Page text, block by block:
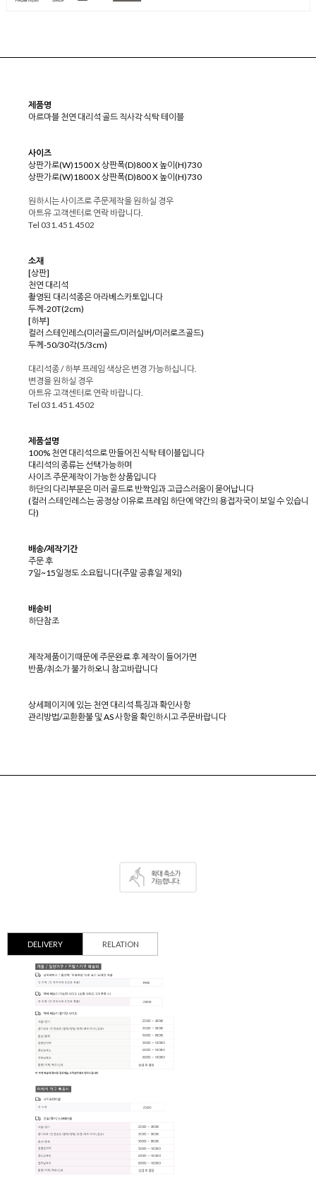
제품명
아르마블 천연 대리석 골드 직사각 식탁 테이블
사이즈
상판가로(W)1500 X 상판폭(D)800 X 높이(H)730
상판가로(W)1800 X 상판폭(D)800 X 높이(H)730
원하시는 사이즈로 주문제작을 원하실 경우
아트유 고객센터로 연락 바랍니다.
Tel 031.451.4502
소재
[상판]
천연 대리석
촬영된 대리석종은 아라베스카토입니다
두께-20T(2cm)
[하부]
컬러 스테인레스(미러골드/미러실버/미러로즈골드)
두께-50/30각(5/3cm)
대리석종 / 하부 프레임 색상은 변경 가능하십니다.
변경을 원하실 경우
아트유 고객센터로 연락 바랍니다.
Tel 031.451.4502
제품설명
100% 천연 대리석으로 만들어진 식탁 테이블입니다
대리석의 종류는 선택가능하며
사이즈 주문제작이 가능한 상품입니다
하단의 다리부분은 미러 골드로 반짝임과 고급스러움이 묻어납니다
(컬러 스테인레스는 공정상 이유로 프레임 하단에 약간의 용접자국이 보일 수 있습니
다)
배송/제작기간
주문 후
7일~15일정도 소요됩니다(주말 공휴일 제외)
배송비
하단참조
제작제품이기때문에 주문완료 후 제작이 들어가면
반품/취소가 불가하오니 참고바랍니다
상세페이지에 있는 천연 대리석 특징과 확인사항
관리방법/교환환불 및 AS 사항을 확인하시고 주문바랍니다
DELIVERY RELATION